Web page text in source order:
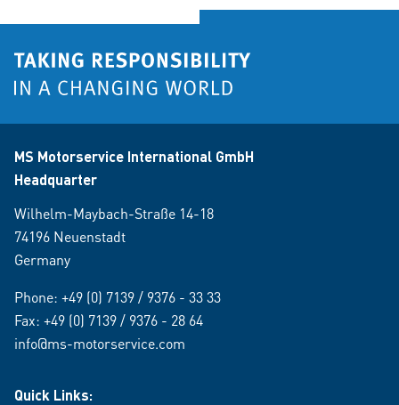
MS Motorservice International GmbH
Headquarter
Wilhelm-Maybach-Straße 14-18
74196 Neuenstadt
Germany
Phone: +49 (0) 7139 / 9376 - 33 33
Fax: +49 (0) 7139 / 9376 - 28 64
info@ms-motorservice.com
Quick Links: